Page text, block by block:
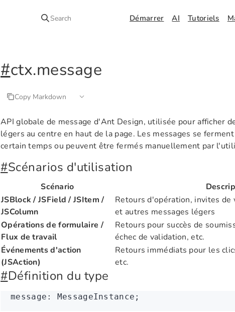
Search Démarrer AI Tutoriels
#ctx.message
Copy Markdown
API globale de message d'Ant Design, utilisée pour afficher
légers au centre en haut de la page. Les messages se
certain temps ou peuvent être fermés manuellement par
#Scénarios d'utilisation
Scénario
JSBlock / JSField / JSItem /
JSColumn
Retours d'opération, invites de
et autres messages légers
Opérations de formulaire /
Flux de travail
Retours pour succès de
échec de validation, etc.
Événements d'action
(JSAction)
Retours immédiats pour les
etc.
#Définition du type
message : MessageInstance;